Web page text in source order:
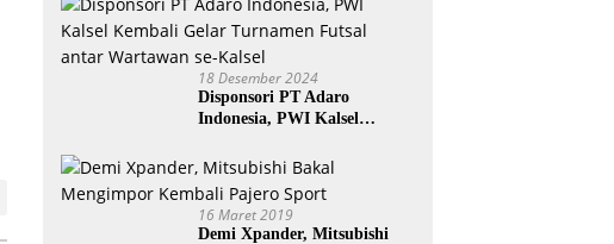
18 Desember 2024
Disponsori PT Adaro
Indonesia, PWI Kalsel
Futsal antar Wartawan se-
Kalsel
16 Maret 2019
Demi Xpander, Mitsubishi